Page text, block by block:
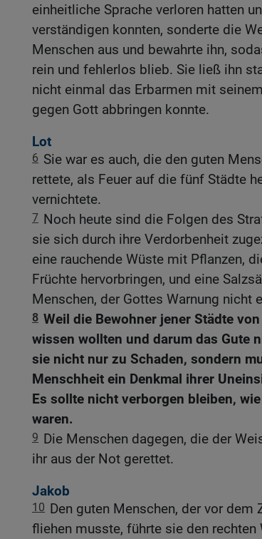
einheitliche Sprache verloren hatten
verständigen konnten, sonderte die
Menschen aus und bewahrte ihn,
rein und fehlerlos blieb. Sie ließ ihn
nicht einmal das Erbarmen mit
gegen Gott abbringen konnte.
Lot
6 Sie war es auch, die den guten
rettete, als Feuer auf die fünf Städte
vernichtete.
7 Noch heute sind die Folgen des
sie sich durch ihre Verdorbenheit
eine rauchende Wüste mit Pflanzen,
Früchte hervorbringen, und eine
Menschen, der Gottes Warnung nicht
8 Weil die Bewohner jener Städte
wissen wollten und darum das Gute
sie nicht nur zu Schaden, sondern
Menschheit ein Denkmal ihrer
Es sollte nicht verborgen bleiben,
waren.
9 Die Menschen dagegen, die der
ihr aus der Not gerettet.
Jakob
10 Den guten Menschen, der vor dem
fliehen musste, führte sie den rechten